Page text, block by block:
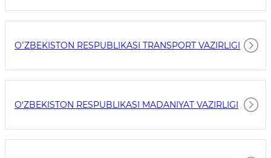
OʻZBEKISTON RESPUBLIKASI TRANSPORT VAZIRLIGI
O‘ZBEKISTON RESPUBLIKASI MADANIYAT VAZIRLIGI